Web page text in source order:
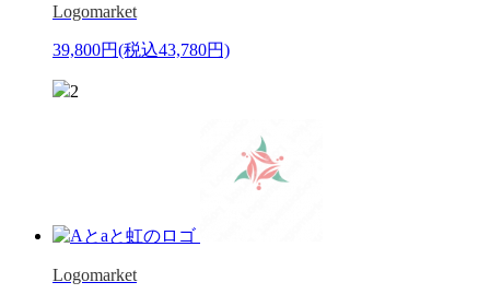
Logomarket
39,800円(税込43,780円)
2
Logomarket